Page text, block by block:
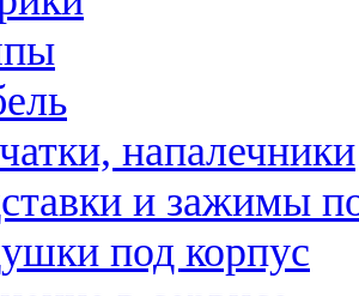
напалечники
и зажимы
под корпус